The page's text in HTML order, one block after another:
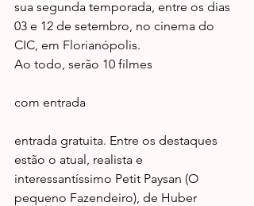
sua segunda temporada, entre os dias
03 e 12 de setembro, no cinema do
CIC, em Florianópolis.
Ao todo, serão 10 filmes
com entrada
entrada gratuita. Entre os destaques
estão o atual, realista e
interessantíssimo Petit Paysan (O
pequeno Fazendeiro), de Huber